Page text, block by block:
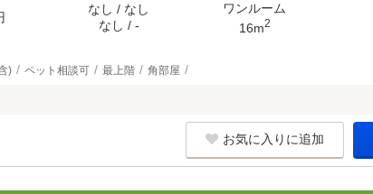
なし / なし
なし / -
ワンルーム
16m2
) ペット相談可 最上階 角部屋
お気に入りに追加